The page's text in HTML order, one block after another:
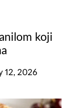
koji
12, 2026